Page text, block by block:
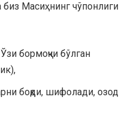
Масиҳнинг чўпонлиги
бормоқчи бўлган
боқди, шифолади, озод